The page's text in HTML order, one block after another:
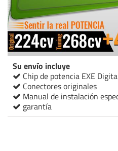
Su envío incluye
Chip de potencia EXE
Conectores originales
Manual de instalación
garantía